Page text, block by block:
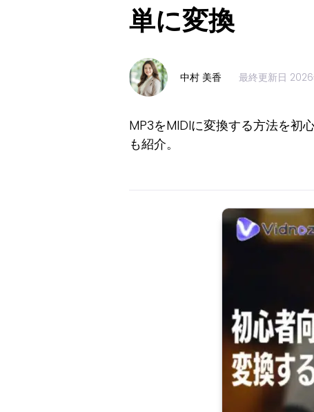
単に変換
中村 美香 最終更新日
MP3をMIDIに変換する方法を初
も紹介。